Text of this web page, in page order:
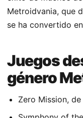
Metroidvania, que
se ha convertido
Juegos
género
Zero Mission,